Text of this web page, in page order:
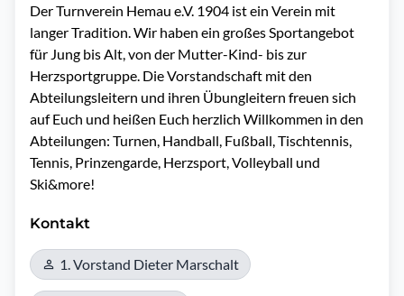
Der Turnverein Hemau e.V. 1904 ist ein Verein mit
langer Tradition. Wir haben ein großes Sportangebot
für Jung bis Alt, von der Mutter-Kind- bis zur
Herzsportgruppe. Die Vorstandschaft mit den
Abteilungsleitern und ihren Übungleitern freuen sich
auf Euch und heißen Euch herzlich Willkommen in den
Abteilungen: Turnen, Handball, Fußball, Tischtennis,
Tennis, Prinzengarde, Herzsport, Volleyball und
Ski&more!
Kontakt
1. Vorstand Dieter Marschalt